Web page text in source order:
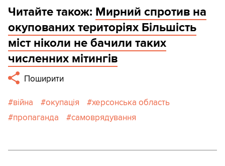
Читайте також: Мирний спротив на
окупованих територіях Більшість
міст ніколи не бачили таких
численних мітингів
Поширити
війна окупація
херсонська область
пропаганда
самоврядування